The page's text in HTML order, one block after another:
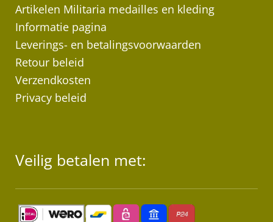
Artikelen Militaria medailles en kleding
Informatie pagina
Leverings- en betalingsvoorwaarden
Retour beleid
Verzendkosten
Privacy beleid
Veilig betalen met: